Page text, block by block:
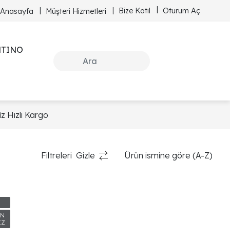
Anasayfa Müşteri Hizmetleri Bize Katıl Oturum Aç
Kargo
Filtreleri Gizle Ürün ismine göre (A-Z)